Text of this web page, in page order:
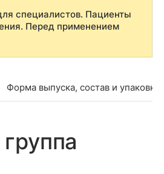
специалистов. Пациенты
Перед применением
Форма выпуска, состав и упаковка